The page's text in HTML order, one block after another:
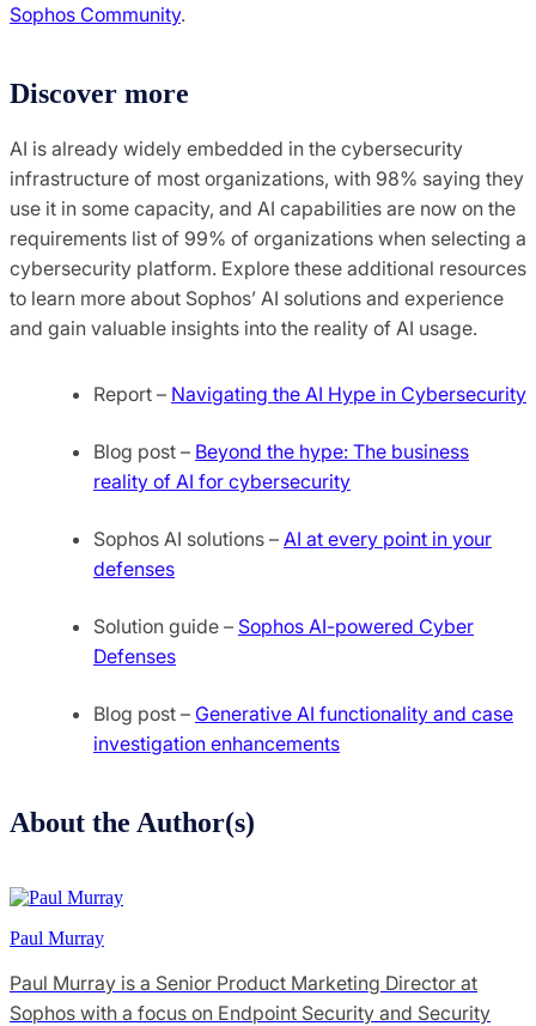
Sophos Community.
Discover more
AI is already widely embedded in the cybersecurity
infrastructure of most organizations, with 98% saying they
use it in some capacity, and AI capabilities are now on the
requirements list of 99% of organizations when selecting a
cybersecurity platform. Explore these additional resources
to learn more about Sophos’ AI solutions and experience
and gain valuable insights into the reality of AI usage.
Report – Navigating the AI Hype in Cybersecurity
Blog post – Beyond the hype: The business
reality of AI for cybersecurity
Sophos AI solutions – AI at every point in your
defenses
Solution guide – Sophos AI-powered Cyber
Defenses
Blog post – Generative AI functionality and case
investigation enhancements
About the Author(s)
Paul Murray
Paul Murray is a Senior Product Marketing Director at
Sophos with a focus on Endpoint Security and Security